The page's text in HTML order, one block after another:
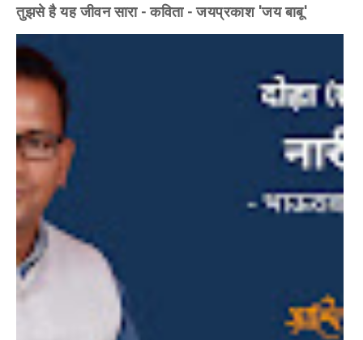
तुझसे है यह जीवन सारा - कविता - जयप्रकाश 'जय बाबू'